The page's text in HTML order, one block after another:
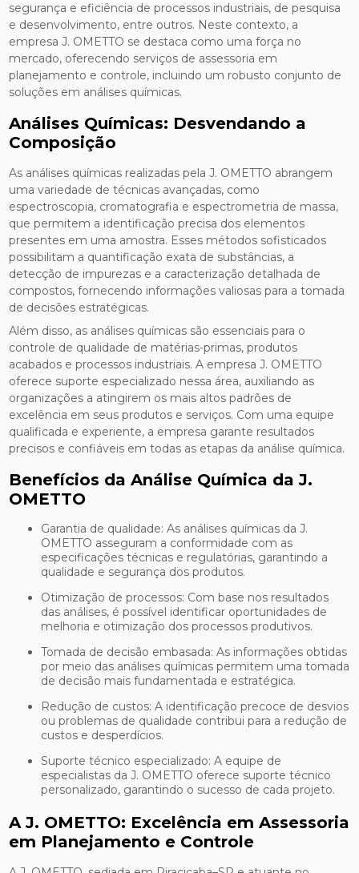
segurança e eficiência de processos industriais, de pesquisa
e desenvolvimento, entre outros. Neste contexto, a
empresa J. OMETTO se destaca como uma força no
mercado, oferecendo serviços de assessoria em
planejamento e controle, incluindo um robusto conjunto de
soluções em análises químicas.
Análises Químicas: Desvendando a
Composição
As análises químicas realizadas pela J. OMETTO abrangem
uma variedade de técnicas avançadas, como
espectroscopia, cromatografia e espectrometria de massa,
que permitem a identificação precisa dos elementos
presentes em uma amostra. Esses métodos sofisticados
possibilitam a quantificação exata de substâncias, a
detecção de impurezas e a caracterização detalhada de
compostos, fornecendo informações valiosas para a tomada
de decisões estratégicas.
Além disso, as análises químicas são essenciais para o
controle de qualidade de matérias-primas, produtos
acabados e processos industriais. A empresa J. OMETTO
oferece suporte especializado nessa área, auxiliando as
organizações a atingirem os mais altos padrões de
excelência em seus produtos e serviços. Com uma equipe
qualificada e experiente, a empresa garante resultados
precisos e confiáveis em todas as etapas da análise química.
Benefícios da Análise Química da J.
OMETTO
Garantia de qualidade: As análises químicas da J.
OMETTO asseguram a conformidade com as
especificações técnicas e regulatórias, garantindo a
qualidade e segurança dos produtos.
Otimização de processos: Com base nos resultados
das análises, é possível identificar oportunidades de
melhoria e otimização dos processos produtivos.
Tomada de decisão embasada: As informações obtidas
por meio das análises químicas permitem uma tomada
de decisão mais fundamentada e estratégica.
Redução de custos: A identificação precoce de desvios
ou problemas de qualidade contribui para a redução de
custos e desperdícios.
Suporte técnico especializado: A equipe de
especialistas da J. OMETTO oferece suporte técnico
personalizado, garantindo o sucesso de cada projeto.
A J. OMETTO: Excelência em Assessoria
em Planejamento e Controle